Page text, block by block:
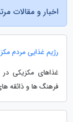
اخبار و مقالات
رژیم غذایی مردم
غذاهای مکزیکی
فرهنگ ها و ذائقه